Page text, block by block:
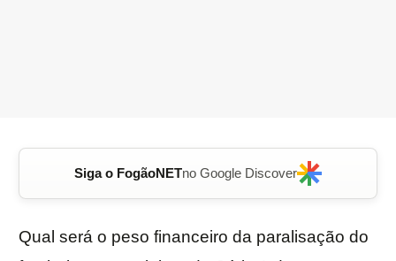
Siga o FogãoNETno Google Discover
Qual será o peso financeiro da paralisação do